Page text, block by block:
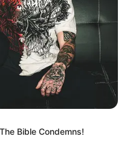
Bible Condemns!